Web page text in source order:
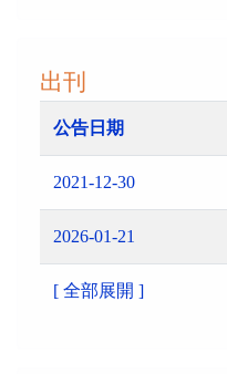
出刊
公告日期
2021-12-30
2026-01-21
[ 全部展開 ]